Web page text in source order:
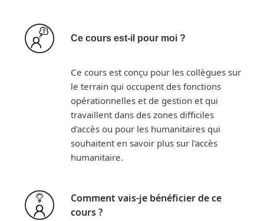
Ce cours est-il pour moi ?
Ce cours est conçu pour les collègues sur
le terrain qui occupent des fonctions
opérationnelles et de gestion et qui
travaillent dans des zones difficiles
d'accès ou pour les humanitaires qui
souhaitent en savoir plus sur l'accès
humanitaire.
Comment vais-je bénéficier de ce
cours ?